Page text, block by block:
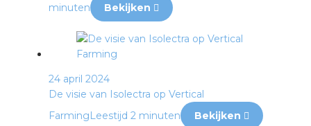
minuten
Bekijken
24 april 2024
De visie van Isolectra op Vertical
FarmingLeestijd 2 minuten Bekijken